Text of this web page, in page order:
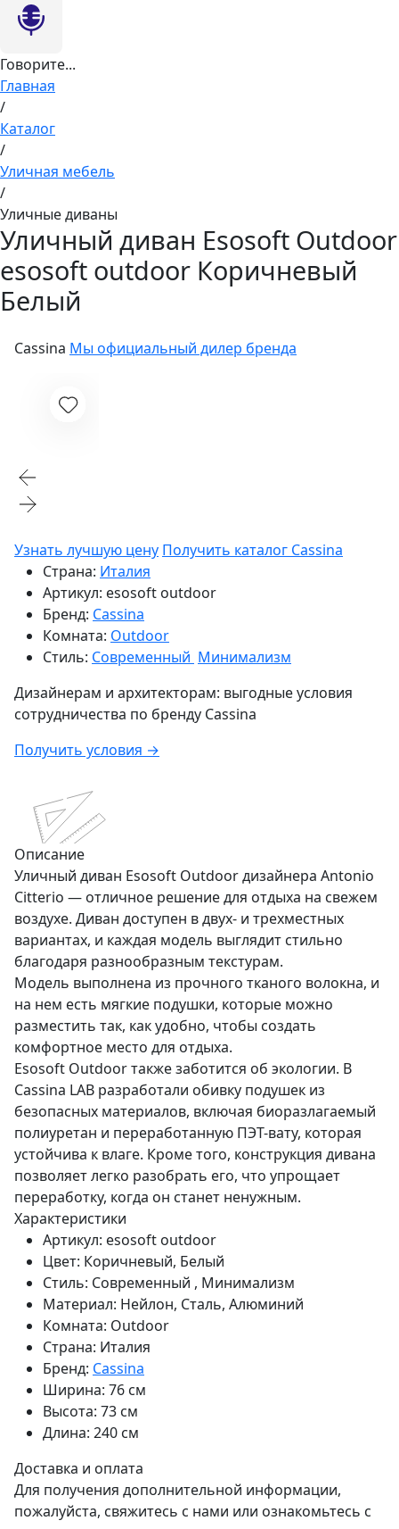
Говорите...
Главная
/
Каталог
/
Уличная мебель
/
Уличные диваны
Уличный диван Esosoft Outdoor
esosoft outdoor Коричневый
Белый
Cassina Мы официальный дилер бренда
Узнать лучшую цену Получить каталог Cassina
Страна: Италия
Артикул: esosoft outdoor
Бренд: Cassina
Комната: Outdoor
Стиль: Современный Минимализм
Дизайнерам и архитекторам: выгодные условия
сотрудничества по бренду Cassina
Получить условия →
Описание
Уличный диван Esosoft Outdoor дизайнера Antonio
Citterio — отличное решение для отдыха на свежем
воздухе. Диван доступен в двух- и трехместных
вариантах, и каждая модель выглядит стильно
благодаря разнообразным текстурам.
Модель выполнена из прочного тканого волокна, и
на нем есть мягкие подушки, которые можно
разместить так, как удобно, чтобы создать
комфортное место для отдыха.
Esosoft Outdoor также заботится об экологии. В
Cassina LAB разработали обивку подушек из
безопасных материалов, включая биоразлагаемый
полиуретан и переработанную ПЭТ-вату, которая
устойчива к влаге. Кроме того, конструкция дивана
позволяет легко разобрать его, что упрощает
переработку, когда он станет ненужным.
Характеристики
Артикул: esosoft outdoor
Цвет: Коричневый, Белый
Стиль: Современный , Минимализм
Материал: Нейлон, Сталь, Алюминий
Комната: Outdoor
Страна: Италия
Бренд: Cassina
Ширина: 76 см
Высота: 73 см
Длина: 240 см
Доставка и оплата
Для получения дополнительной информации,
пожалуйста, свяжитесь с нами или ознакомьтесь с